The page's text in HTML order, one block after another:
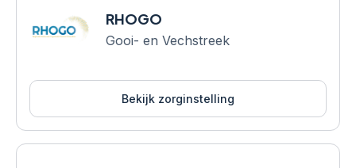
RHOGO
Gooi- en Vechstreek
Bekijk zorginstelling